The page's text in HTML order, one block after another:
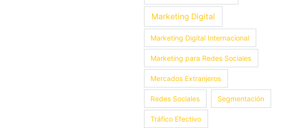
Marketing Digital
Marketing Digital Internacional
Marketing para Redes Sociales
Mercados Extranjeros
Redes Sociales Segmentación
Tráfico Efectivo